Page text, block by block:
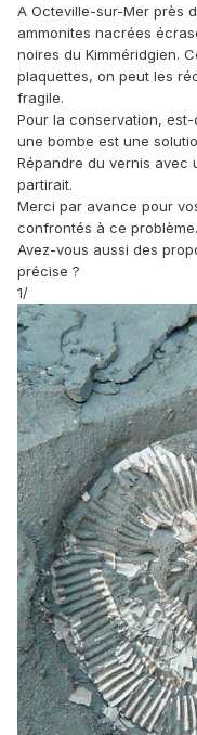
A Octeville-sur-Mer près
ammonites nacrées
noires du Kimméridgien.
plaquettes, on peut les
fragile.
Pour la conservation,
une bombe est une
Répandre du vernis avec
partirait.
Merci par avance pour
confrontés à ce problème.
Avez-vous aussi des
précise ?
1/